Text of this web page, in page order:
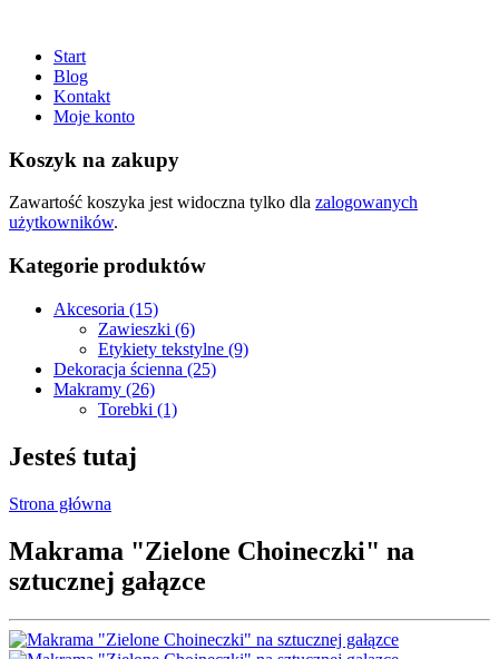
Start
Blog
Kontakt
Moje konto
Koszyk na zakupy
Zawartość koszyka jest widoczna tylko dla zalogowanych
użytkowników.
Kategorie produktów
Akcesoria (15)
Zawieszki (6)
Etykiety tekstylne (9)
Dekoracja ścienna (25)
Makramy (26)
Torebki (1)
Jesteś tutaj
Strona główna
Makrama "Zielone Choineczki" na
sztucznej gałązce